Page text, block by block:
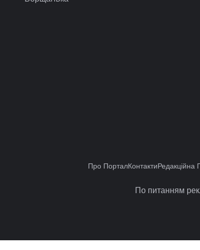
Про ПорталКонтактиРедакційна
По питанням